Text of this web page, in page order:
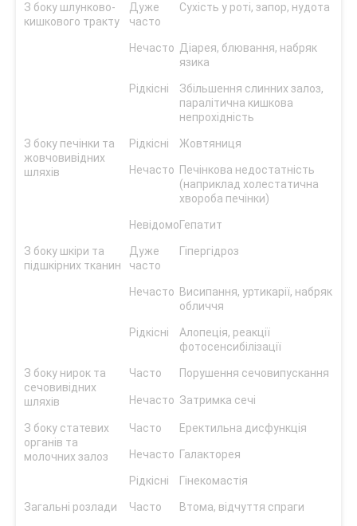
З боку шлунково-
кишкового тракту
Дуже
часто
Сухість у роті, запор, нудота
Нечасто Діарея, блювання, набряк
язика
Рідкісні
Збільшення слинних залоз,
паралітична кишкова
непрохідність
З боку печінки та
жовчовивідних
шляхів
Рідкісні Жовтяниця
Нечасто Печінкова недостатність
(наприклад холестатична
хвороба печінки)
НевідомоГепатит
З боку шкіри та
підшкірних тканин
Дуже
часто
Гіпергідроз
Нечасто Висипання, уртикарії, набряк
обличчя
Рідкісні
Алопеція, реакції
фотосенсибілізації
З боку нирок та
сечовивідних
шляхів
Часто Порушення сечовипускання
Нечасто Затримка сечі
З боку статевих
органів та
молочних залоз
Часто Еректильна дисфункція
Нечасто Галакторея
Рідкісні Гінекомастія
Загальні розлади Часто Втома, відчуття спраги